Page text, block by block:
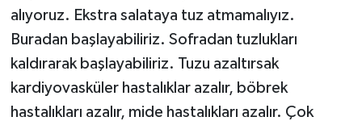
alıyoruz. Ekstra salataya tuz atmamalıyız.
Buradan başlayabiliriz. Sofradan tuzlukları
kaldırarak başlayabiliriz. Tuzu azaltırsak
kardiyovasküler hastalıklar azalır, böbrek
hastalıkları azalır, mide hastalıkları azalır. Çok